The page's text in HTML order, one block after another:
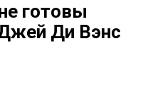
готовы
Ди Вэнс